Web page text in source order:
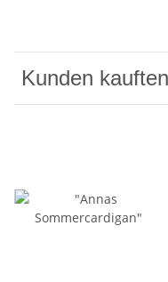
Kunden